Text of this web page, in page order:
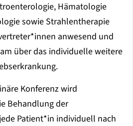
Hämatologie
sowie Strahlentherapie
anwesend und
über das individuelle weitere
Konferenz wird
Behandlung der
Patient*in individuell nach